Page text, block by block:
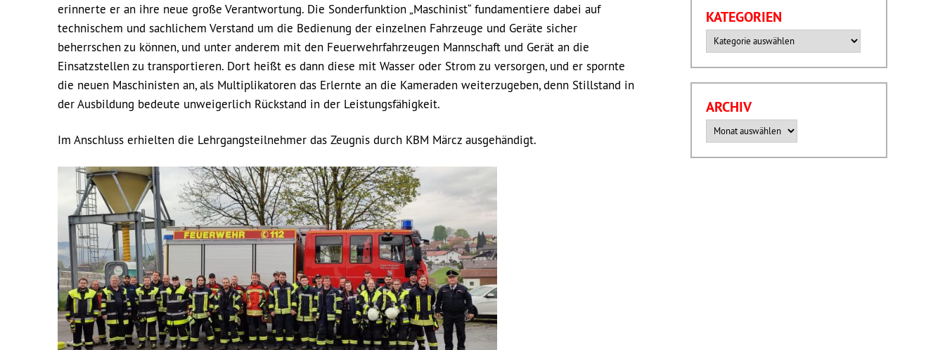
erinnerte er an ihre neue große Verantwortung. Die Sonderfunktion „Maschinist“ fundamentiere dabei auf
technischem und sachlichem Verstand um die Bedienung der einzelnen Fahrzeuge und Geräte sicher
beherrschen zu können, und unter anderem mit den Feuerwehrfahrzeugen Mannschaft und Gerät an die
Einsatzstellen zu transportieren. Dort heißt es dann diese mit Wasser oder Strom zu versorgen, und er spornte
die neuen Maschinisten an, als Multiplikatoren das Erlernte an die Kameraden weiterzugeben, denn Stillstand in
der Ausbildung bedeute unweigerlich Rückstand in der Leistungsfähigkeit.
Im Anschluss erhielten die Lehrgangsteilnehmer das Zeugnis durch KBM Märcz ausgehändigt.
KATEGORIEN
Kategorien
ARCHIV
Archiv